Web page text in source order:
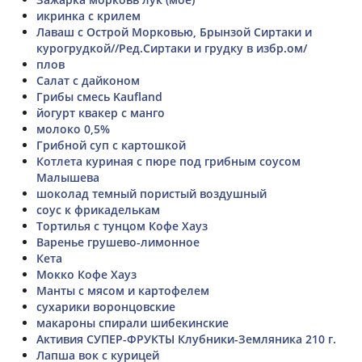
икринка с крилем
Лаваш с Острой Морковью, Брынзой Сиртаки и
курогрудкой//Ред.Сиртаки и грудку в избр.ом/
плов
Салат с дайконом
Грибы смесь Kaufland
йогурт квакер с манго
молоко 0,5%
Грибной суп с картошкой
Котлета куриная с пюре под грибным соусом
Малышева
шоколад темный пористый воздушный
соус к фрикаделькам
Тортилья с тунцом Кофе Хауз
Варенье грушево-лимонное
Кета
Мокко Кофе Хауз
Манты с мясом и картофелем
сухарики воронцовские
макароны спирали шибекинские
Активия СУПЕР-ФРУКТЫ Клубники-Земляника 210 г.
Лапша вок с курицей